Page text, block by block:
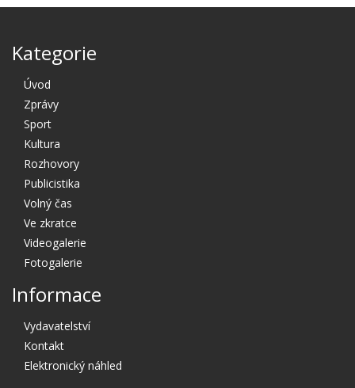
Kategorie
Úvod
Zprávy
Sport
Kultura
Rozhovory
Publicistika
Volný čas
Ve zkratce
Videogalerie
Fotogalerie
Informace
Vydavatelství
Kontakt
Elektronický náhled